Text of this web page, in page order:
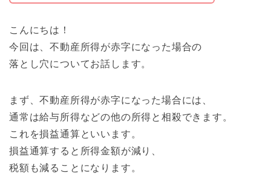
こんにちは！
今回は、不動産所得が赤字になった場合の
落とし穴についてお話します。
まず、不動産所得が赤字になった場合には、
通常は給与所得などの他の所得と相殺できます。
これを損益通算といいます。
損益通算すると所得金額が減り、
税額も減ることになります。